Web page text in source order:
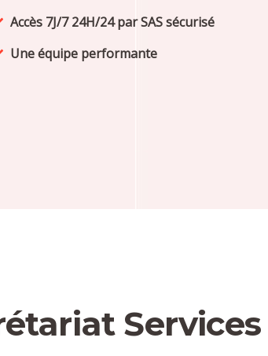
Accès 7J/7 24H/24 par SAS sécurisé
Une équipe performante
Services